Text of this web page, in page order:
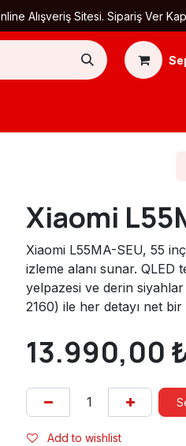
Alışveriş Sitesi. Sipariş Ver
Xiaomi
Xiaomi L55MA-SEU, 55
izleme alanı sunar. QLED
yelpazesi ve derin
2160) ile her detayı net
13.990,00
Add to wishlist